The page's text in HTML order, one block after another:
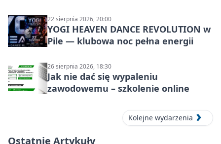
22 sierpnia 2026, 20:00
YOGI HEAVEN DANCE REVOLUTION w
Pile — klubowa noc pełna energii
26 sierpnia 2026, 18:30
Jak nie dać się wypaleniu
zawodowemu – szkolenie online
Kolejne wydarzenia
Ostatnie Artykuły